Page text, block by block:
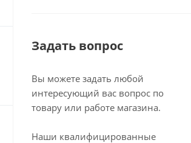
Задать вопрос
Вы можете задать любой
интересующий вас вопрос по
товару или работе магазина.
Наши квалифицированные